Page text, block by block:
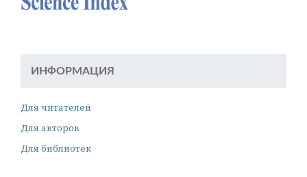
ИНФОРМАЦИЯ
Для читателей
Для авторов
Для библиотек